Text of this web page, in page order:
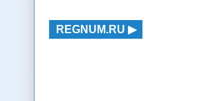
REGNUM.RU